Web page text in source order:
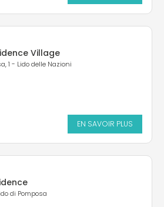
Village
1 - Lido delle Nazioni
EN SAVOIR PLUS
di Pomposa